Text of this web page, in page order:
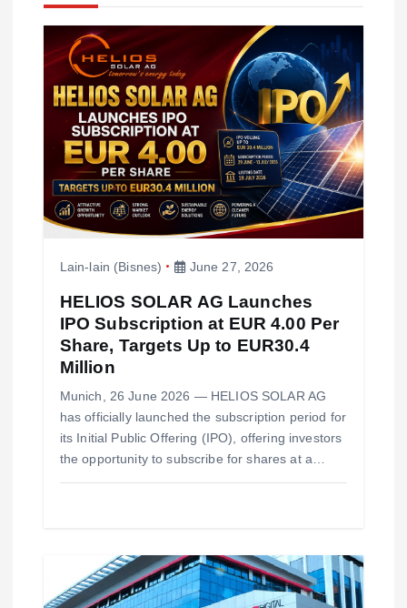
g
o
Lain-lain (Bisnes) June 27, 2026
HELIOS SOLAR AG Launches
IPO Subscription at EUR 4.00 Per
Share, Targets Up to EUR30.4
Million
Munich, 26 June 2026 — HELIOS SOLAR AG
has officially launched the subscription period for
its Initial Public Offering (IPO), offering investors
the opportunity to subscribe for shares at a…